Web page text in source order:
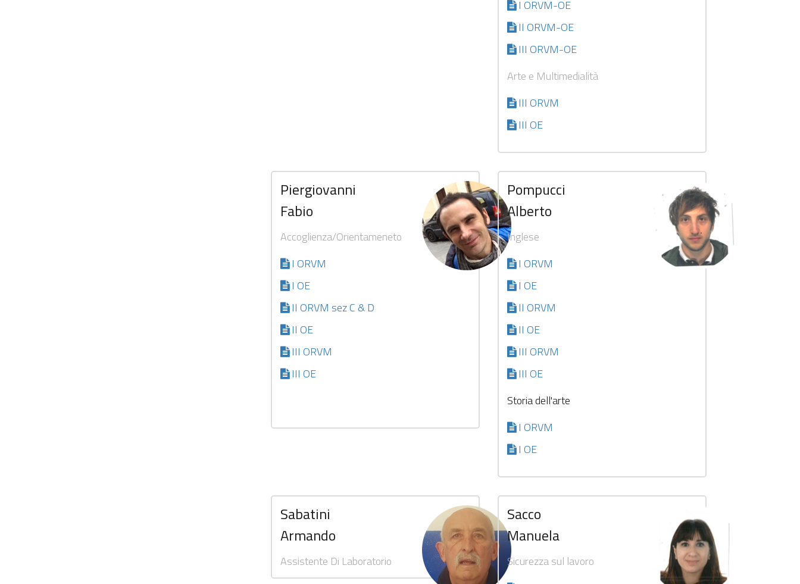
I ORVM-OE
II ORVM-OE
III ORVM-OE
Arte e Multimedialità
III ORVM
III OE
Piergiovanni
Fabio
Accoglienza/Orientameneto
I ORVM
I OE
II ORVM sez C & D
II OE
III ORVM
III OE
Pompucci
Alberto
Inglese
I ORVM
I OE
II ORVM
II OE
III ORVM
III OE
Storia dell'arte
I ORVM
I OE
Sabatini
Armando
Assistente Di Laboratorio
Sacco
Manuela
Sicurezza sul lavoro